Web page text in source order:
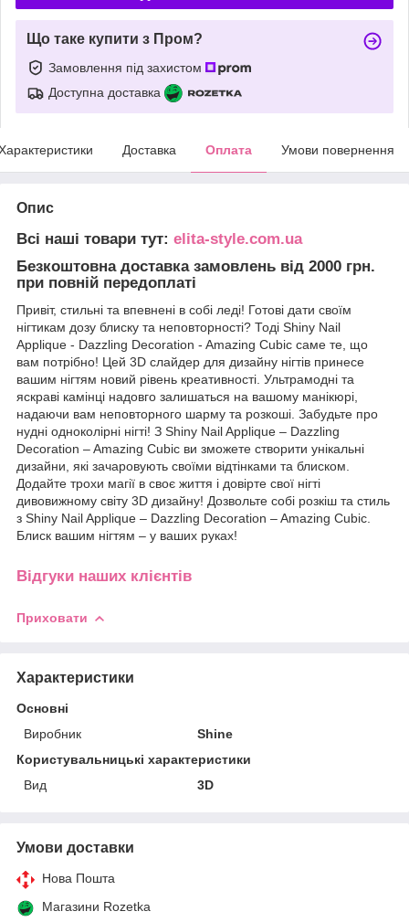
Що таке купити з Пром?
Замовлення під захистом
Доступна доставка
Доставка Оплата Умови повернення
Опис
Всі наші товари тут: elita-style.com.ua
Безкоштовна доставка замовлень від 2000 грн.
при повній передоплаті
Привіт, стильні та впевнені в собі леді! Готові дати своїм
нігтикам дозу блиску та неповторності? Тоді Shiny Nail
Applique - Dazzling Decoration - Amazing Cubic саме те, що
вам потрібно! Цей 3D слайдер для дизайну нігтів принесе
вашим нігтям новий рівень креативності. Ультрамодні та
яскраві камінці надовго залишаться на вашому манікюрі,
надаючи вам неповторного шарму та розкоші. Забудьте про
нудні одноколірні нігті! З Shiny Nail Applique – Dazzling
Decoration – Amazing Cubic ви зможете створити унікальні
дизайни, які зачаровують своїми відтінками та блиском.
Додайте трохи магії в своє життя і довірте свої нігті
дивовижному світу 3D дизайну! Дозвольте собі розкіш та стиль
з Shiny Nail Applique – Dazzling Decoration – Amazing Cubic.
Блиск вашим нігтям – у ваших руках!
Відгуки наших клієнтів
Приховати
Характеристики
Основні
Виробник
Shine
Користувальницькі характеристики
Вид
3D
Умови доставки
Нова Пошта
Магазини Rozetka